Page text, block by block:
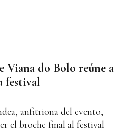
Viana do Bolo reúne a
festival
anfitriona del evento,
el broche final al festival